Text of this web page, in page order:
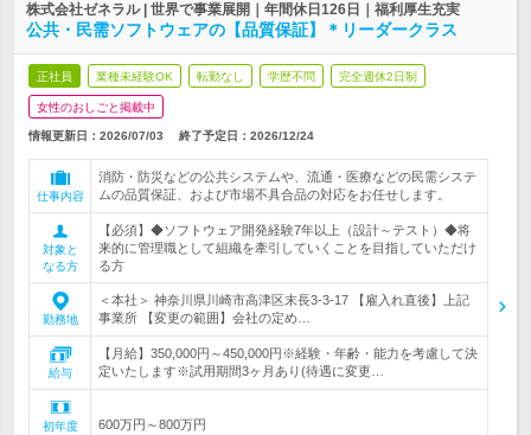
株式会社ゼネラル | 世界で事業展開｜年間休日126日｜福利厚生充実
公共・民需ソフトウェアの【品質保証】＊リーダークラス
正社員 業種未経験OK 転勤なし 学歴不問 完全週休2日制
女性のおしごと掲載中
情報更新日：2026/07/03 終了予定日： 2026/12/24
仕事内容
消防・防災などの公共システムや、流通・医療などの民需システ
ムの品質保証、および市場不具合品の対応をお任せします。
対象と
なる方
【必須】◆ソフトウェア開発経験7年以上（設計～テスト）◆将
来的に管理職として組織を牽引していくことを目指していただけ
る方
勤務地
＜本社＞ 神奈川県川崎市高津区末長3-3-17 【雇入れ直後】上記
事業所 【変更の範囲】会社の定め…
給与
【月給】350,000円～450,000円※経験・年齢・能力を考慮して決
定いたします※試用期間3ヶ月あり(待遇に変更…
初年度
600万円～800万円